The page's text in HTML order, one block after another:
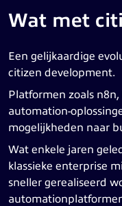
Wat met
Een gelijkaardige
citizen development.
Platformen zoals
automation-
mogelijkheden naar
Wat enkele jaren
klassieke enterprise
sneller gerealiseerd